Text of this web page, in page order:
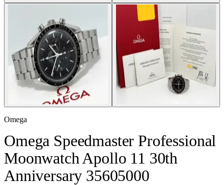
Omega
Omega Speedmaster Professional
Moonwatch Apollo 11 30th
Anniversary 35605000